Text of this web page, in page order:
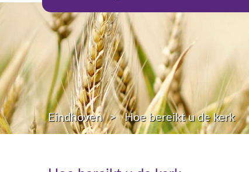
Eindhoven Hoe bereikt u de kerk